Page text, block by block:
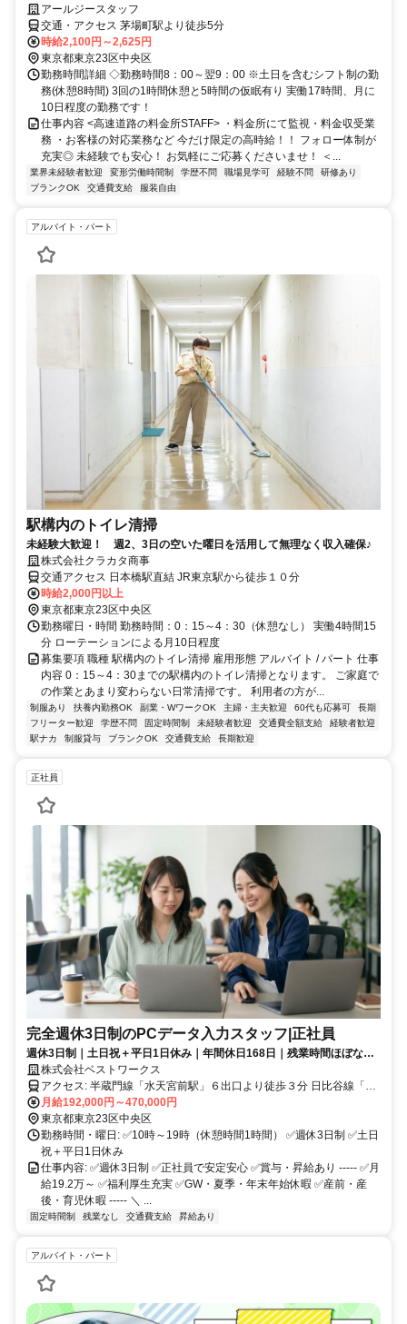
アールジースタッフ
交通・アクセス 茅場町駅より徒歩5分
時給2,100円～2,625円
東京都東京23区中央区
勤務時間詳細 ◇勤務時間8：00～翌9：00 ※土日を含むシフト制の勤
務(休憩8時間) 3回の1時間休憩と5時間の仮眠有り 実働17時間、月に
10日程度の勤務です！
仕事内容 <高速道路の料金所STAFF> ・料金所にて監視・料金収受業
務 ・お客様の対応業務など 今だけ限定の高時給！！ フォロー体制が
充実◎ 未経験でも安心！ お気軽にご応募くださいませ！ ＜...
業界未経験者歓迎 変形労働時間制 学歴不問 職場見学可 経験不問
研修あり
ブランクOK
交通費支給 服装自由
アルバイト・パート
駅構内のトイレ清掃
未経験大歓迎！ 週2、3日の空いた曜日を活用して無理なく収入確保♪
株式会社クラカタ商事
交通アクセス 日本橋駅直結 JR東京駅から徒歩１０分
時給2,000円以上
東京都東京23区中央区
勤務曜日・時間 勤務時間：0：15～4：30（休憩なし） 実働4時間15
分 ローテーションによる月10日程度
募集要項 職種 駅構内のトイレ清掃 雇用形態 アルバイト / パート 仕事
内容 0：15～4：30までの駅構内のトイレ清掃となります。 ご家庭で
の作業とあまり変わらない日常清掃です。 利用者の方が...
制服あり 扶養内勤務OK 副業・WワークOK 主婦・主夫歓迎 60代も応募可
長期
フリーター歓迎
学歴不問 固定時間制 未経験者歓迎 交通費全額支給
経験者歓迎
駅ナカ
制服貸与 ブランクOK 交通費支給 長期歓迎
正社員
完全週休3日制のPCデータ入力スタッフ|正社員
週休3日制｜土日祝＋平日1日休み｜年間休日168日｜残業時間ほぼなし
◎ 株式会社ベストワークス
アクセス: 半蔵門線「水天宮前駅」６出口より徒歩３分 日比谷線「人
形町駅」Ａ２出口より徒歩５分
月給192,000円～470,000円
東京都東京23区中央区
勤務時間・曜日: ✅10時～19時（休憩時間1時間） ✅週休3日制 ✅土日
祝＋平日1日休み
仕事内容: ✅週休3日制 ✅正社員で安定安心 ✅賞与・昇給あり ----- ✅月
給19.2万～ ✅福利厚生充実 ✅GW・夏季・年末年始休暇 ✅産前・産
後・育児休暇 ----- ＼ ...
固定時間制 残業なし 交通費支給 昇給あり
アルバイト・パート